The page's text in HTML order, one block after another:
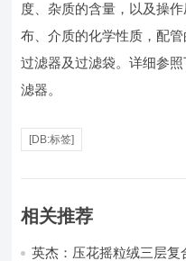
度、杂质的含量，以及操
布、介质的化学性质，配
过滤器及过滤袋。详细参
滤器。
[DB:标签]
相关推荐
英杰：压花摇粒绒三层复